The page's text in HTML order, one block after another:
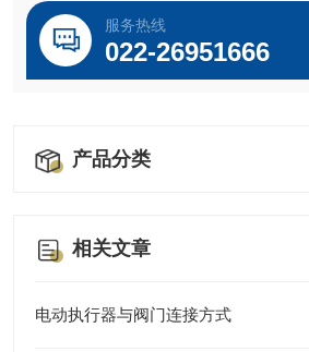
服务热线
022-26951666
产品分类
相关文章
电动执行器与阀门连接方式